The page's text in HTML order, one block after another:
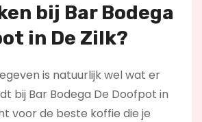
bij Bar Bodega
in De Zilk?
is natuurlijk wel wat er
bij Bar Bodega De Doofpot in
voor de beste koffie die je